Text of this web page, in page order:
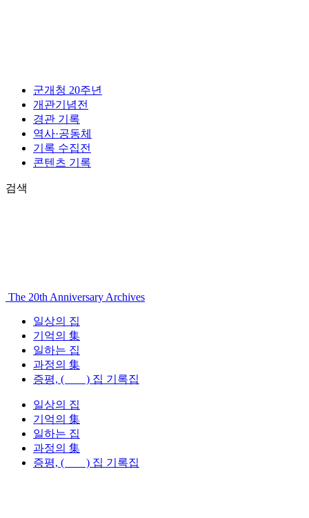
군개청 20주년
개관기념전
경관 기록
역사·공동체
기록 수집전
콘텐츠 기록
검색
The 20th Anniversary Archives
일상의 집
기억의 集
일하는 집
과정의 集
증평, ( ) 집 기록집
일상의 집
기억의 集
일하는 집
과정의 集
증평, ( ) 집 기록집